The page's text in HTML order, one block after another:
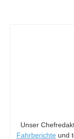
Unser
Fahrberichte und